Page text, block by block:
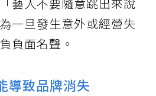
一旦發生意外或經營失
負面名聲。
導致品牌消失